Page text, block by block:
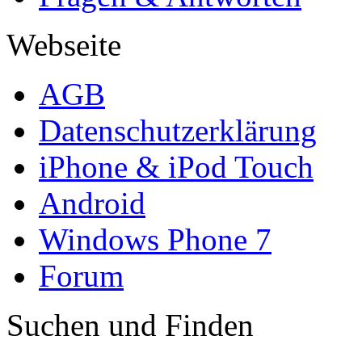
Webseite
AGB
Datenschutzerklärung
iPhone & iPod Touch
Android
Windows Phone 7
Forum
Suchen und Finden